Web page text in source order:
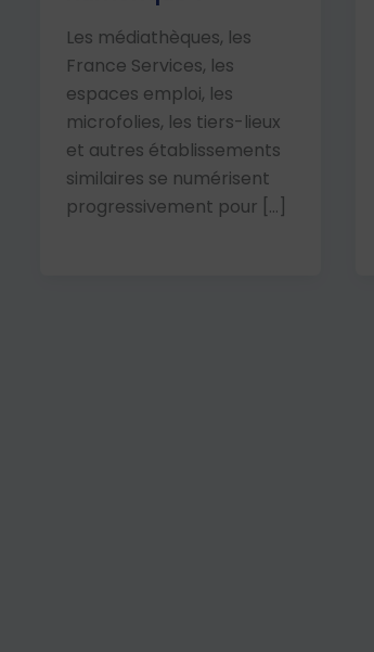
Les médiathèques, les
France Services, les
espaces emploi, les
microfolies, les tiers-lieux
et autres établissements
similaires se numérisent
progressivement pour […]